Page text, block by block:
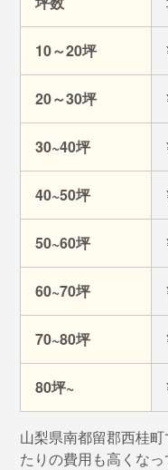
10～20坪
20～30坪
30~40坪
40~50坪
50~60坪
60~70坪
70~80坪
80坪~
山梨県南都留郡西桂
たりの費用も高くなっ